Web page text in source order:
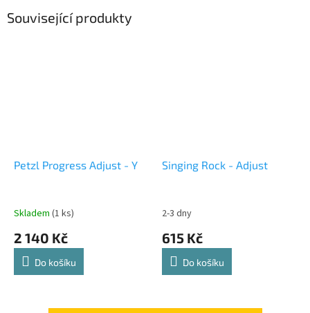
Související produkty
Petzl Progress Adjust - Y
Skladem (1 ks)
2 140 Kč
Do košíku
Singing Rock - Adjust
2-3 dny
615 Kč
Do košíku